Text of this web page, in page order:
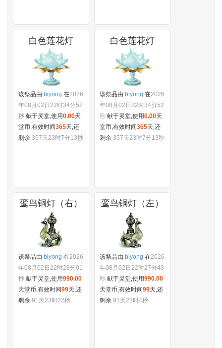
白色莲花灯
该祭品由 biyong在2026
年08月02日22时34分52
秒献于灵堂,使用0.00天
堂币,有效时间365天,还
白色莲花灯
该祭品由 biyong在2026
年08月02日22时34分52
秒献于灵堂,使用0.00天
堂币,有效时间365天,还
鸾鸟铜灯（右）
该祭品由 biyong在2026
年08月02日22时28分01
秒献于灵堂,使用990.00
天堂币,有效时间99天,还
鸾鸟铜灯（左）
该祭品由 biyong在2026
年08月02日22时27分43
秒献于灵堂,使用990.00
天堂币,有效时间99